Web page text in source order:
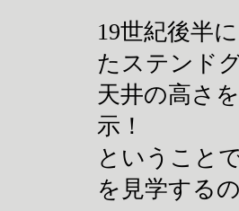
19世紀後半
たステンド
天井の高さ
示！
ということ
を見学する